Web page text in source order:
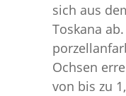
sich aus
Toskana
Ochsen
von bis zu